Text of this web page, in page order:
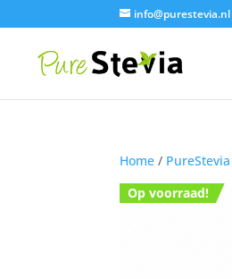
info@purestevia.nl
Home / PureStevia
Op voorraad!